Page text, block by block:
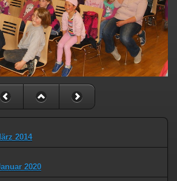
2014
2020